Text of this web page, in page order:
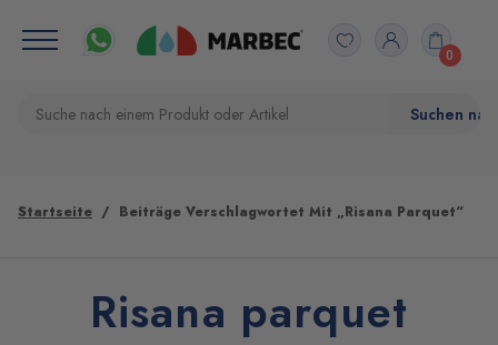
0
Startseite Beiträge Verschlagwortet Mit „Risana Parquet“
Risana parquet